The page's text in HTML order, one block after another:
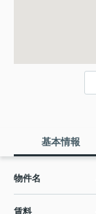
基本情報
物件名
賃料